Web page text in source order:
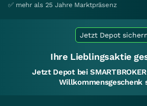
✅ mehr als 25 Jahre Marktpräsenz
Jetzt Depot
Ihre Lieblingsaktie
Jetzt Depot bei
Willkommensgeschenk